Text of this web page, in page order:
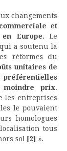
changements
et
Europe. Le
a soutenu la
réformes du
unitaires de
préférentielles
moindre prix.
les entreprises
le pouvaient
homologues
tous
sol
[2] ».